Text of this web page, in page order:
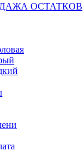
ОСТАТКОВ